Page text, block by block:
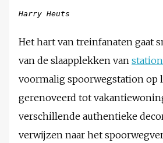
Harry Heuts
Het hart van treinfanaten gaat
van de slaapplekken van
voormalig spoorwegstation op
gerenoveerd tot
verschillende authentieke
verwijzen naar het